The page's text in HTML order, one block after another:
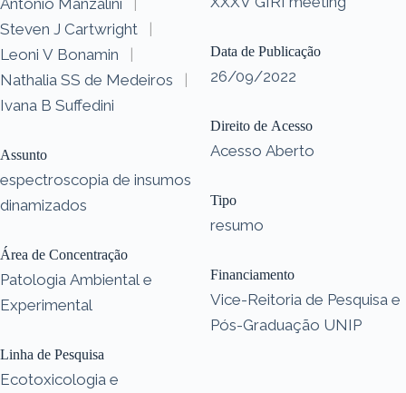
Steven J Cartwright
|
Leoni V Bonamin
|
Nathalia SS de Medeiros
|
Ivana B Suffedini
Assunto
espectroscopia de insumos
dinamizados
Área de Concentração
Patologia Ambiental e
Experimental
Linha de Pesquisa
Ecotoxicologia e
Data de Publicação
26/09/2022
Direito de Acesso
Acesso Aberto
Tipo
resumo
Financiamento
Vice-Reitoria de Pesquisa e
Pós-Graduação UNIP